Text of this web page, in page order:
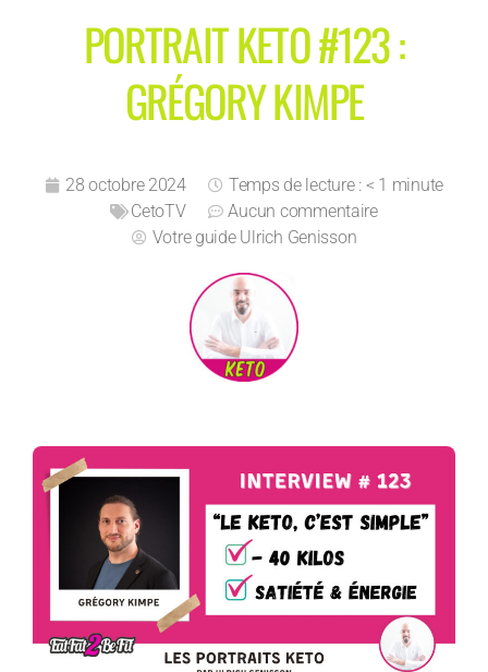
PORTRAIT KETO #123 :
GRÉGORY KIMPE
28 octobre 2024
Temps de lecture : < 1 minute
CetoTV
Aucun commentaire
Votre guideUlrich Genisson